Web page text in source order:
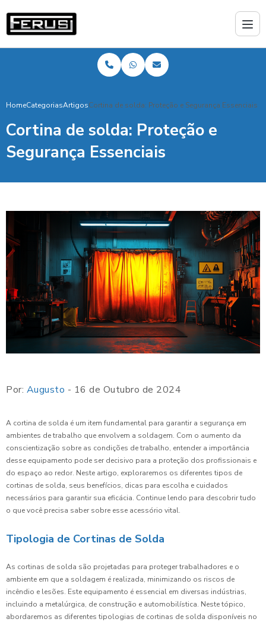
HomeCategoriasArtigosCortina de solda: Proteção e Segurança Essenciais
Cortina de solda: Proteção e
Segurança Essenciais
Por: Augusto - 16 de Outubro de 2024
A cortina de solda é um item fundamental para garantir a segurança em
ambientes de trabalho que envolvem a soldagem. Com o aumento da
conscientização sobre as condições de trabalho, entender a importância
desse equipamento pode ser decisivo para a proteção dos profissionais e
do espaço ao redor. Neste artigo, exploraremos os diferentes tipos de
cortinas de solda, seus benefícios, dicas para escolha e cuidados
necessários para garantir sua eficácia. Continue lendo para descobrir tudo
o que você precisa saber sobre esse acessório vital.
Tipologia de Cortinas de Solda
As cortinas de solda são projetadas para proteger trabalhadores e o
ambiente em que a soldagem é realizada, minimizando os riscos de
incêndio e lesões. Este equipamento é essencial em diversas indústrias,
incluindo a metalúrgica, de construção e automobilística. Neste tópico,
abordaremos as diferentes tipologias de cortinas de solda disponíveis no